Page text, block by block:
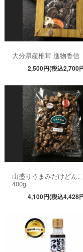
大分県産椎茸 進物香
2,500円(税込2,700
山盛りうまみだけどん
400g
4,100円(税込4,428